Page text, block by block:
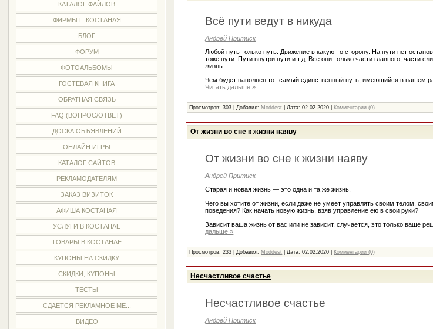
КАТАЛОГ ФАЙЛОВ
ФИРМЫ Г. КОСТАНАЯ
БЛОГ
ФОРУМ
ФОТОАЛЬБОМЫ
ГОСТЕВАЯ КНИГА
ОБРАТНАЯ СВЯЗЬ
FAQ (ВОПРОС/ОТВЕТ)
ДОСКА ОБЪЯВЛЕНИЙ
ОНЛАЙН ИГРЫ
КАТАЛОГ САЙТОВ
РЕКЛАМОДАТЕЛЯМ
ЗАКАЗ ВИЗИТОК
АФИША КОСТАНАЯ
УСЛУГИ В КОСТАНАЕ
ТОВАРЫ В КОСТАНАЕ
КУПОНЫ НА СКИДКУ
СКИДКИ, КУПОНЫ
ТЕСТЫ
СДАЕТСЯ РЕКЛАМНОЕ МЕ...
ВИДЕО
Всё пути ведут в никуда
Андрей Притиск
Любой путь только путь. Движение в какую-то сторону. На пути нет
тоже пути. Пути внутри пути и т.д. Все они только части главного, части
жизнь.
Чем будет наполнен тот самый единственный путь, имеющийся в нашем
Читать дальше »
Просмотров: 303 | Добавил: Moddest | Дата:02.02.2020 Комментарии (0)
От жизни во сне к жизни наяву
От жизни во сне к жизни наяву
Андрей Притиск
Старая и новая жизнь — это одна и та же жизнь.
Чего вы хотите от жизни, если даже не умеет управлять своим телом,
поведения? Как начать новую жизнь, взяв управление ею в свои руки?
Зависит ваша жизнь от вас или не зависит, случается, это только ваше
дальше »
Просмотров: 233 | Добавил: Moddest | Дата:02.02.2020 Комментарии (0)
Несчастливое счастье
Несчастливое счастье
Андрей Притиск